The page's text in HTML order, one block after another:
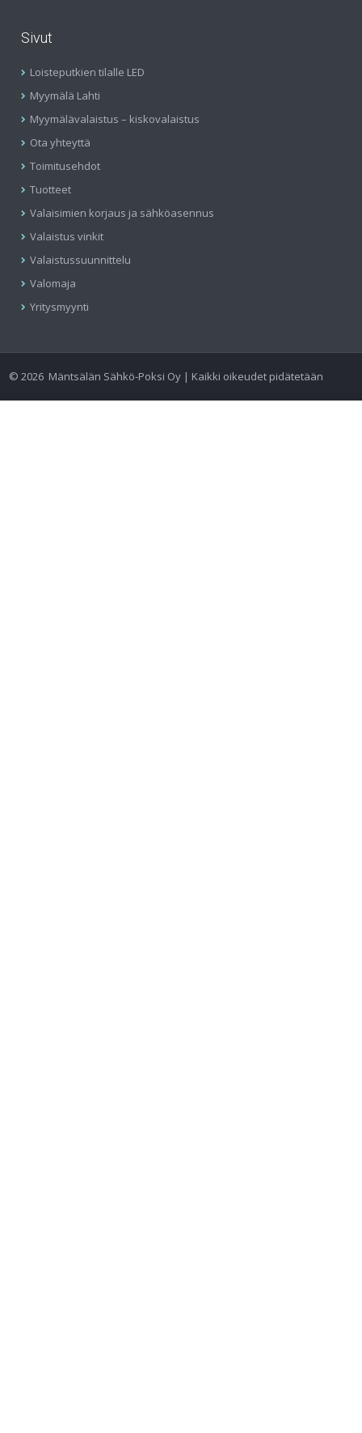
Sivut
Loisteputkien tilalle LED
Myymälä Lahti
Myymälävalaistus – kiskovalaistus
Ota yhteyttä
Toimitusehdot
Tuotteet
Valaisimien korjaus ja sähköasennus
Valaistus vinkit
Valaistussuunnittelu
Valomaja
Yritysmyynti
©2026 Mäntsälän Sähkö-Poksi Oy | Kaikki oikeudet pidätetään